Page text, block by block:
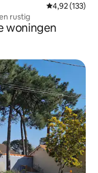
Gemiddelde
4,92 (133)
rustig
woningen